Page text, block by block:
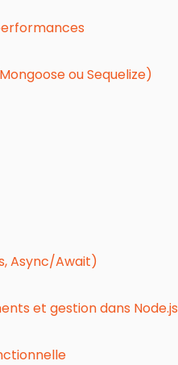
ou Sequelize)
Async/Await)
et gestion dans Node.js